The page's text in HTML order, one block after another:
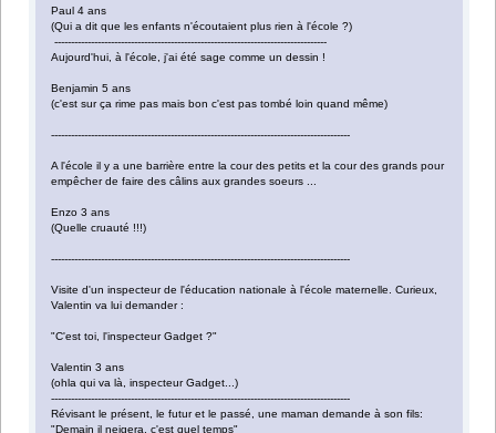
Paul 4 ans
(Qui a dit que les enfants n'écoutaient plus rien à l'école ?)
----------------------------------------------------------------------------------
Aujourd'hui, à l'école, j'ai été sage comme un dessin !
Benjamin 5 ans
(c'est sur ça rime pas mais bon c'est pas tombé loin quand même)
------------------------------------------------------------------------------------------
A l'école il y a une barrière entre la cour des petits et la cour des grands pour
empêcher de faire des câlins aux grandes soeurs ...
Enzo 3 ans
(Quelle cruauté !!!)
------------------------------------------------------------------------------------------
Visite d'un inspecteur de l'éducation nationale à l'école maternelle. Curieux,
Valentin va lui demander :
"C'est toi, l'inspecteur Gadget ?"
Valentin 3 ans
(ohla qui va là, inspecteur Gadget...)
------------------------------------------------------------------------------------------
Révisant le présent, le futur et le passé, une maman demande à son fils:
"Demain il neigera, c'est quel temps"